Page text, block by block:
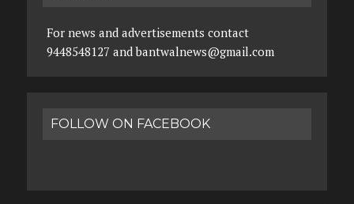
For news and advertisements contact
9448548127 and bantwalnews@gmail.com
FOLLOW ON FACEBOOK